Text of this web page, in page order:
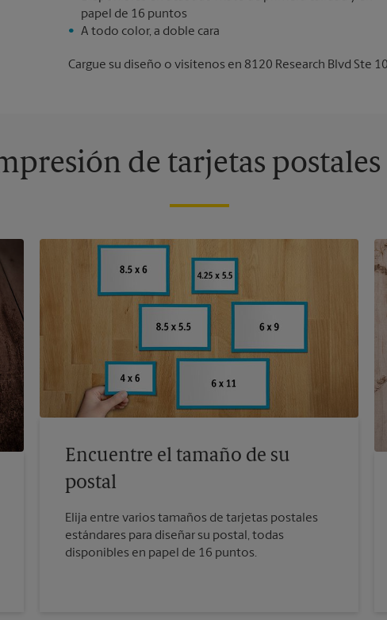
papel de 16 puntos
A todo color, a doble cara
Cargue su diseño o visítenos en 8120 Research Blvd Ste
de tarjetas
Encuentre el tamaño de su
postal
Elija entre varios tamaños de tarjetas postales
estándares para diseñar su postal, todas
disponibles en papel de 16 puntos.